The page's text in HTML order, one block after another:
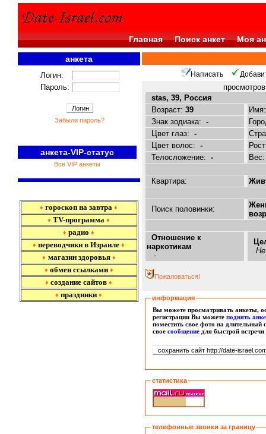
Главная Поиск анкет Моя
анкета
Логин:
Пароль:
Забыли пароль?
анкета-VIP-статус
Все VIP анкеты
♦ гороскоп на завтра ♦
♦ TV-программа ♦
♦ радио ♦
♦ переводчики в Израиле ♦
♦ магазин здоровья ♦
♦ обмен ссылками ♦
♦ создание сайтов ♦
♦ праздники ♦
Написать
stas, 39, Россия
Возраст: 39
Знак зодиака: -
Цвет глаз: -
Цвет волос: -
Телосложение: -
Квартира:
Поиск половинки:
Отношение к
наркотикам
-
Пожаловаться!
информация
Вы можете просматривать анкеты,
регистрации Вы можетеподнять
поместить свое фото на длительный
своесообщение для быстрой
статистика
телефонные звонки за границу